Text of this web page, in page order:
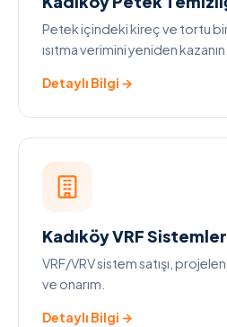
Petek içindeki kireç ve tortu
ısıtma verimini yeniden kazanın.
Detaylı Bilgi →
Kadıköy VRF
VRF/VRV sistem satışı,
ve onarım.
Detaylı Bilgi →